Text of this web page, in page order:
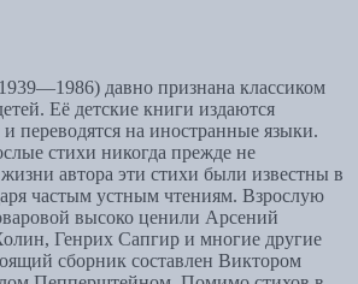
давно признана классиком
Её детские книги издаются
переводятся на иностранные языки.
стихи никогда прежде не
автора эти стихи были известны в
частым устным чтениям. Взрослую
высоко ценили Арсений
Генрих Сапгир и многие другие
сборник составлен Виктором